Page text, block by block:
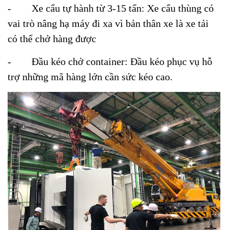
- Xe cẩu tự hành từ 3-15 tấn: Xe cẩu thùng có
vai trò nâng hạ máy đi xa vì bản thân xe là xe tải
có thể chở hàng được
- Đầu kéo chở container: Đầu kéo phục vụ hỗ
trợ những mã hàng lớn cần sức kéo cao.